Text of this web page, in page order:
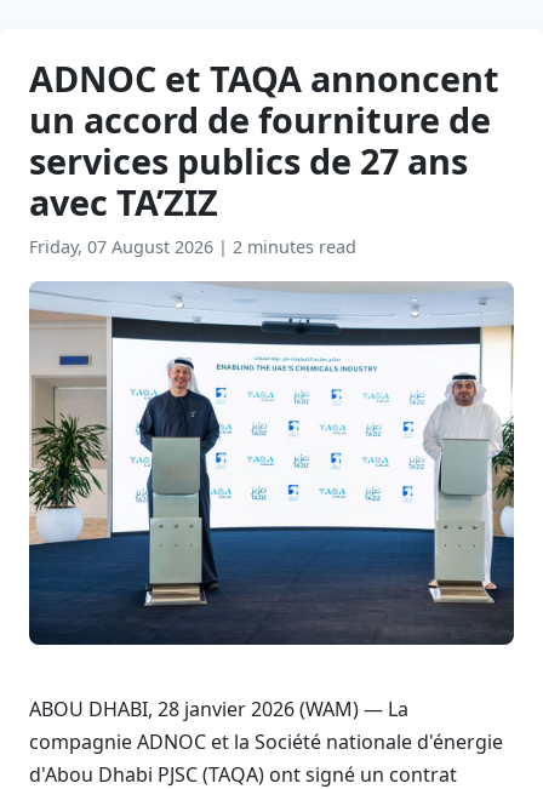
ADNOC et TAQA annoncent
un accord de fourniture de
services publics de 27 ans
avec TA’ZIZ
Friday, 07 August 2026 | 2 minutes read
ABOU DHABI, 28 janvier 2026 (WAM) — La
compagnie ADNOC et la Société nationale d'énergie
d'Abou Dhabi PJSC (TAQA) ont signé un contrat